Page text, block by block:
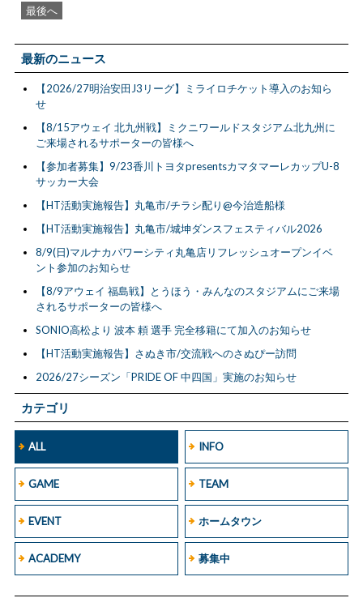
カテゴリ
ALL INFO
GAME TEAM
EVENT ホームタウン
ACADEMY 募集中
最後へ
最新のニュース
【2026/27明治安田J3リーグ】ミライロチケット導入のお知ら
せ
【8/15アウェイ 北九州戦】ミクニワールドスタジアム北九州に
ご来場されるサポーターの皆様へ
【参加者募集】9/23香川トヨタpresentsカマタマーレカップU-8
サッカー大会
【HT活動実施報告】丸亀市/チラシ配り@今治造船様
【HT活動実施報告】丸亀市/城坤ダンスフェスティバル2026
8/9(日)マルナカパワーシティ丸亀店リフレッシュオープンイベ
ント参加のお知らせ
【8/9アウェイ 福島戦】とうほう・みんなのスタジアムにご来場
されるサポーターの皆様へ
SONIO高松より 波本 頼 選手 完全移籍にて加入のお知らせ
【HT活動実施報告】さぬき市/交流戦へのさぬぴー訪問
2026/27シーズン「PRIDE OF 中四国」実施のお知らせ